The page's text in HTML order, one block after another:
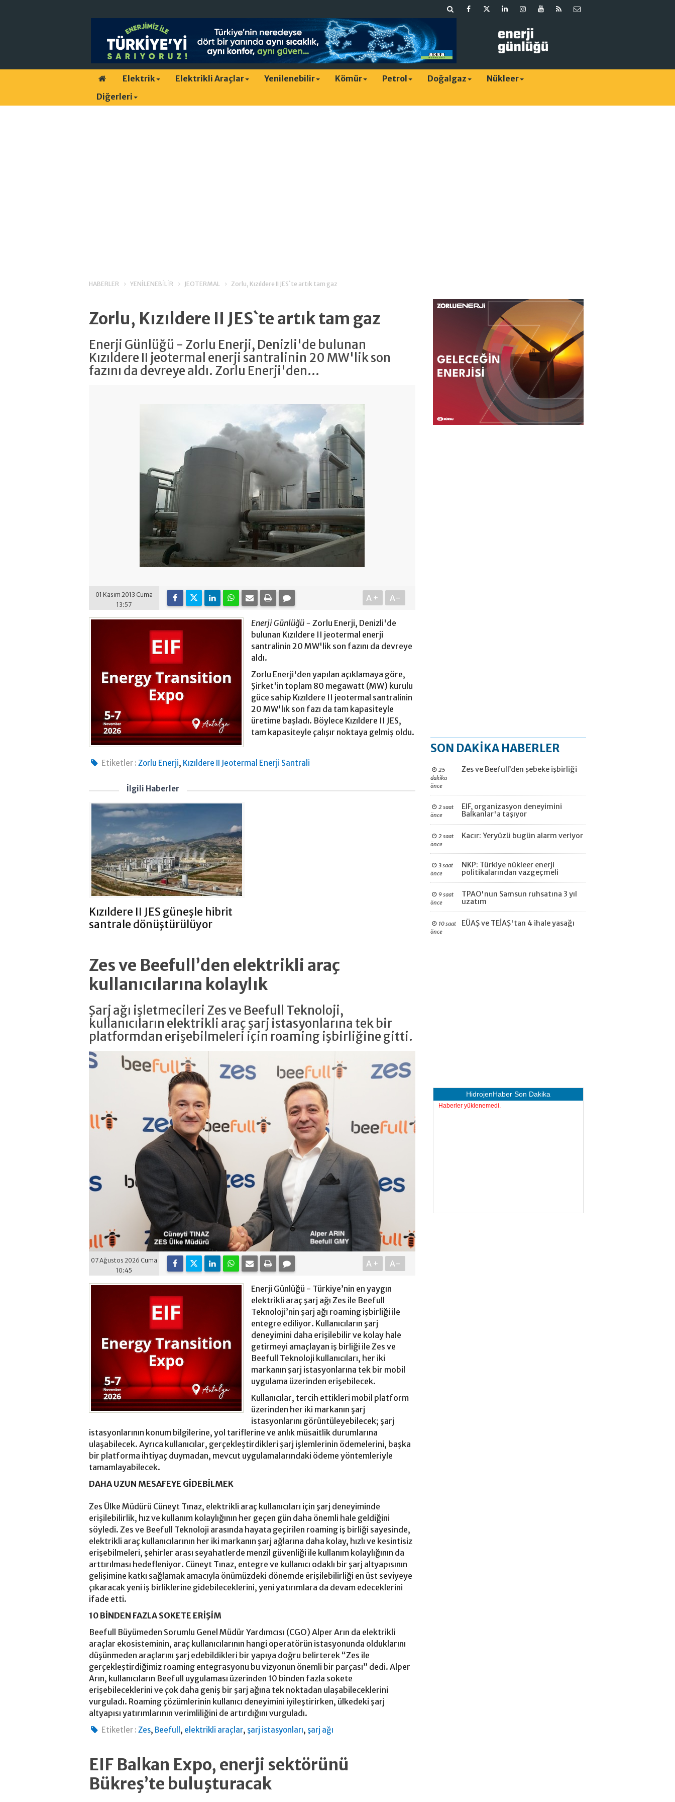
Elektrik Elektrikli Araçlar Yenilenebilir Kömür Petrol Doğalgaz
Nükleer
Diğerleri
HABERLER YENİLENEBİLİR JEOTERMAL Zorlu, Kızıldere II JES`te artık tam gaz
Zorlu, Kızıldere II JES`te artık tam gaz
Enerji Günlüğü - Zorlu Enerji, Denizli'de bulunan
Kızıldere II jeotermal enerji santralinin 20 MW'lik son
fazını da devreye aldı. Zorlu Enerji'den...
01 Kasım 2013 Cuma
13:57
A+ A-
Enerji Günlüğü - Zorlu Enerji, Denizli'de
bulunan Kızıldere II jeotermal enerji
santralinin 20 MW'lik son fazını da devreye
aldı.
Zorlu Enerji'den yapılan açıklamaya göre,
Şirket'in toplam 80 megawatt (MW) kurulu
güce sahip Kızıldere II jeotermal santralinin
20 MW'lık son fazı da tam kapasiteyle
üretime başladı. Böylece Kızıldere II JES,
tam kapasiteyle çalışır noktaya gelmiş oldu.
Etiketler : Zorlu Enerji, Kızıldere II Jeotermal Enerji Santrali
İlgili Haberler
Kızıldere II JES güneşle hibrit
santrale dönüştürülüyor
Zes ve Beefull’den elektrikli araç
kullanıcılarına kolaylık
Şarj ağı işletmecileri Zes ve Beefull Teknoloji,
kullanıcıların elektrikli araç şarj istasyonlarına tek bir
platformdan erişebilmeleri için roaming işbirliğine gitti.
07 Ağustos 2026 Cuma
10:45
A+ A-
Enerji Günlüğü - Türkiye’nin en yaygın
elektrikli araç şarj ağı Zes ile Beefull
Teknoloji’nin şarj ağı roaming işbirliği ile
entegre ediliyor. Kullanıcıların şarj
deneyimini daha erişilebilir ve kolay hale
getirmeyi amaçlayan iş birliği ile Zes ve
Beefull Teknoloji kullanıcıları, her iki
markanın şarj istasyonlarına tek bir mobil
uygulama üzerinden erişebilecek.
Kullanıcılar, tercih ettikleri mobil platform
üzerinden her iki markanın şarj
istasyonlarını görüntüleyebilecek; şarj
istasyonlarının konum bilgilerine, yol tariflerine ve anlık müsaitlik durumlarına
ulaşabilecek. Ayrıca kullanıcılar, gerçekleştirdikleri şarj işlemlerinin ödemelerini, başka
bir platforma ihtiyaç duymadan, mevcut uygulamalarındaki ödeme yöntemleriyle
tamamlayabilecek.
DAHA UZUN MESAFEYE GİDEBİLMEK
Zes Ülke Müdürü Cüneyt Tınaz, elektrikli araç kullanıcıları için şarj deneyiminde
erişilebilirlik, hız ve kullanım kolaylığının her geçen gün daha önemli hale geldiğini
söyledi. Zes ve Beefull Teknoloji arasında hayata geçirilen roaming iş birliği sayesinde,
elektrikli araç kullanıcılarının her iki markanın şarj ağlarına daha kolay, hızlı ve kesintisiz
erişebilmeleri, şehirler arası seyahatlerde menzil güvenliği ile kullanım kolaylığının da
arttırılması hedefleniyor. Cüneyt Tınaz, entegre ve kullanıcı odaklı bir şarj altyapısının
gelişimine katkı sağlamak amacıyla önümüzdeki dönemde erişilebilirliği en üst seviyeye
çıkaracak yeni iş birliklerine gidebileceklerini, yeni yatırımlara da devam edeceklerini
ifade etti.
10 BİNDEN FAZLA SOKETE ERİŞİM
Beefull Büyümeden Sorumlu Genel Müdür Yardımcısı (CGO) Alper Arın da elektrikli
araçlar ekosisteminin, araç kullanıcılarının hangi operatörün istasyonunda olduklarını
düşünmeden araçlarını şarj edebildikleri bir yapıya doğru belirterek “Zes ile
gerçekleştirdiğimiz roaming entegrasyonu bu vizyonun önemli bir parçası” dedi. Alper
Arın, kullanıcıların Beefull uygulaması üzerinden 10 binden fazla sokete
erişebileceklerini ve çok daha geniş bir şarj ağına tek noktadan ulaşabileceklerini
vurguladı. Roaming çözümlerinin kullanıcı deneyimini iyileştirirken, ülkedeki şarj
altyapısı yatırımlarının verimliliğini de artırdığını vurguladı.
Etiketler : Zes, Beefull , elektrikli araçlar, şarj istasyonları, şarj ağı
EIF Balkan Expo, enerji sektörünü
Bükreş’te buluşturacak
SON DAKİKA HABERLER
25
dakika
önce
Zes ve Beefull’den şebeke işbirliği
2 saat
önce
EIF, organizasyon deneyimini
Balkanlar'a taşıyor
2 saat
önce
Kacır: Yeryüzü bugün alarm veriyor
3 saat
önce
NKP: Türkiye nükleer enerji
politikalarından vazgeçmeli
9 saat
önce
TPAO'nun Samsun ruhsatına 3 yıl
uzatım
10 saat
önce
EÜAŞ ve TEİAŞ'tan 4 ihale yasağı
HidrojenHaber Son Dakika
Haberler yüklenemedi.